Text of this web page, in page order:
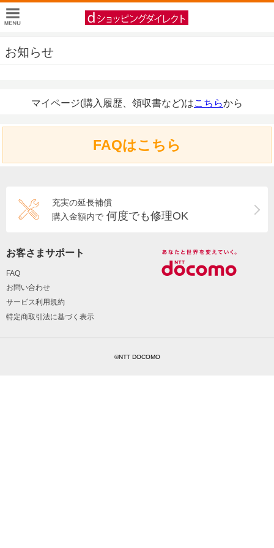
お知らせ
マイページ(購入履歴、領収書など)はこちらから
FAQはこちら
充実の延長補償
購入金額内で 何度でも修理OK
お客さまサポート
FAQ
お問い合わせ
サービス利用規約
特定商取引法に基づく表示
©NTT DOCOMO